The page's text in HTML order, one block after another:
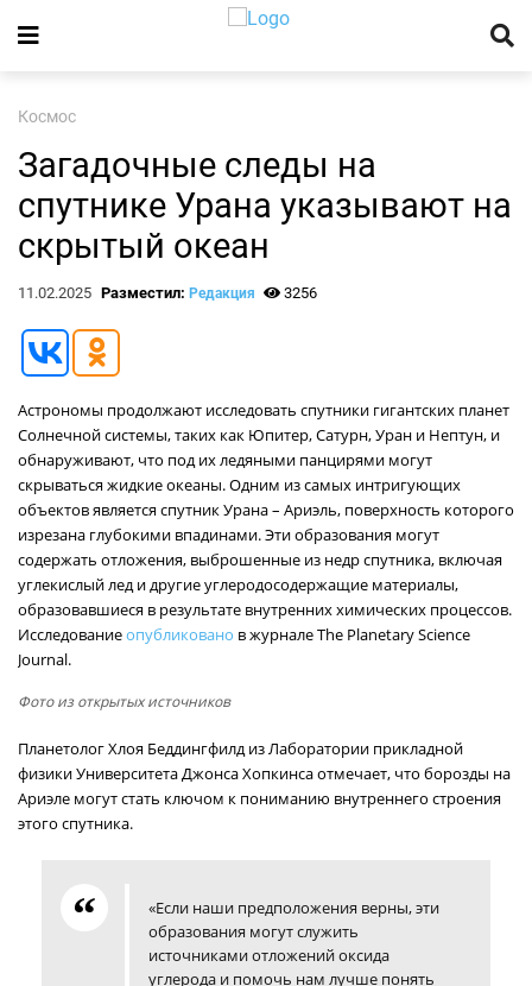
Космос
Загадочные следы на
спутнике Урана указывают на
скрытый океан
11.02.2025 Разместил: Редакция 3256
Астрономы продолжают исследовать спутники гигантских планет
Солнечной системы, таких как Юпитер, Сатурн, Уран и Нептун, и
обнаруживают, что под их ледяными панцирями могут
скрываться жидкие океаны. Одним из самых интригующих
объектов является спутник Урана – Ариэль, поверхность которого
изрезана глубокими впадинами. Эти образования могут
содержать отложения, выброшенные из недр спутника, включая
углекислый лед и другие углеродосодержащие материалы,
образовавшиеся в результате внутренних химических процессов.
Исследованиеопубликовано в журнале The Planetary Science
Journal.
Фото из открытых источников
Планетолог Хлоя Беддингфилд из Лаборатории прикладной
физики Университета Джонса Хопкинса отмечает, что борозды на
Ариэле могут стать ключом к пониманию внутреннего строения
этого спутника.
«Если наши предположения верны, эти
образования могут служить
источниками отложений оксида
углерода и помочь нам лучше понять